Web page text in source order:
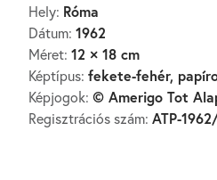
Hely: Róma
Dátum: 1962
Méret: 12 × 18 cm
Képtípus: fekete-fehér,
Képjogok: © Amerigo Tot
Regisztrációs szám: ATP-